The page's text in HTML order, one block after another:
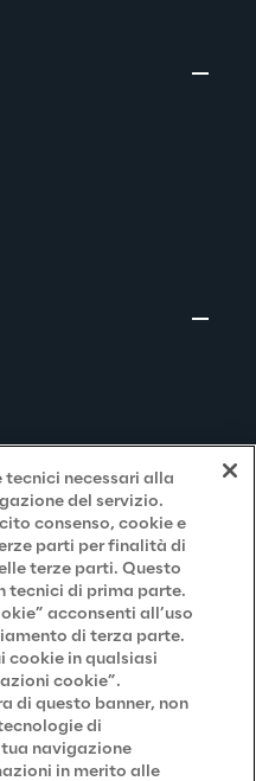
necessari alla
del servizio.
consenso, cookie e
parti per finalità di
terze parti. Questo
tecnici di prima parte.
acconsenti all’uso
di terza parte.
cookie in qualsiasi
cookie”.
di questo banner, non
di
navigazione
in merito alle